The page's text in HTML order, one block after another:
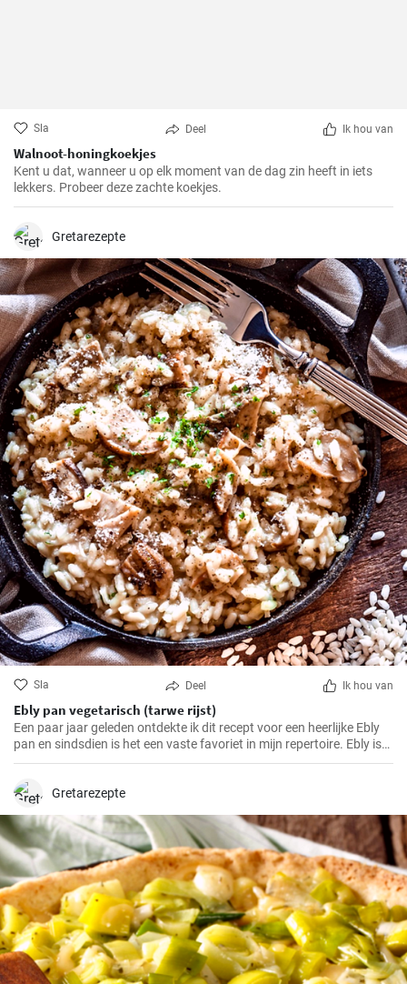
Sla Deel Ik hou van
Walnoot-honingkoekjes
Kent u dat, wanneer u op elk moment van de dag zin heeft in iets
lekkers. Probeer deze zachte koekjes.
Gretarezepte
Sla Deel Ik hou van
Ebly pan vegetarisch (tarwe rijst)
Een paar jaar geleden ontdekte ik dit recept voor een heerlijke Ebly
pan en sindsdien is het een vaste favoriet in mijn repertoire. Ebly is
een tarweproduct zoals rijst dat een voedzame en smaakvolle
groenten en kruiden maakt het een eenvoudig maar heerlijk
Gretarezepte